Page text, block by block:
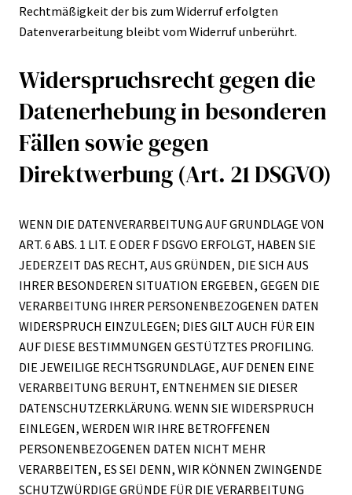
Rechtmäßigkeit der bis zum Widerruf erfolgten
Datenverarbeitung bleibt vom Widerruf unberührt.
Widerspruchsrecht gegen die
Datenerhebung in besonderen
Fällen sowie gegen
Direktwerbung (Art. 21 DSGVO)
WENN DIE DATENVERARBEITUNG AUF GRUNDLAGE VON
ART. 6 ABS. 1 LIT. E ODER F DSGVO ERFOLGT, HABEN SIE
JEDERZEIT DAS RECHT, AUS GRÜNDEN, DIE SICH AUS
IHRER BESONDEREN SITUATION ERGEBEN, GEGEN DIE
VERARBEITUNG IHRER PERSONENBEZOGENEN DATEN
WIDERSPRUCH EINZULEGEN; DIES GILT AUCH FÜR EIN
AUF DIESE BESTIMMUNGEN GESTÜTZTES PROFILING.
DIE JEWEILIGE RECHTSGRUNDLAGE, AUF DENEN EINE
VERARBEITUNG BERUHT, ENTNEHMEN SIE DIESER
DATENSCHUTZERKLÄRUNG. WENN SIE WIDERSPRUCH
EINLEGEN, WERDEN WIR IHRE BETROFFENEN
PERSONENBEZOGENEN DATEN NICHT MEHR
VERARBEITEN, ES SEI DENN, WIR KÖNNEN ZWINGENDE
SCHUTZWÜRDIGE GRÜNDE FÜR DIE VERARBEITUNG